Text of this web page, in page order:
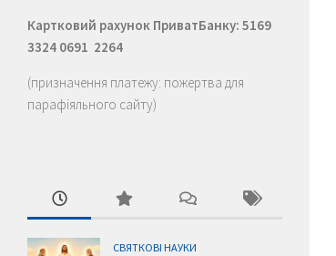
Картковий рахунок ПриватБанку: 5169
3324 0691 2264
(призначення платежу: пожертва для
парафіяльного сайту)
СВЯТКОВІ НАУКИ